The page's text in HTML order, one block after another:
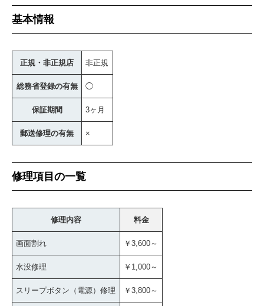
基本情報
正規・非正規店 非正規
総務省登録の有無 ◯
保証期間 3ヶ月
郵送修理の有無 ×
修理項目の一覧
修理内容 料金
画面割れ ￥3,600～
水没修理 ￥1,000～
スリープボタン（電源）修理 ￥3,800～